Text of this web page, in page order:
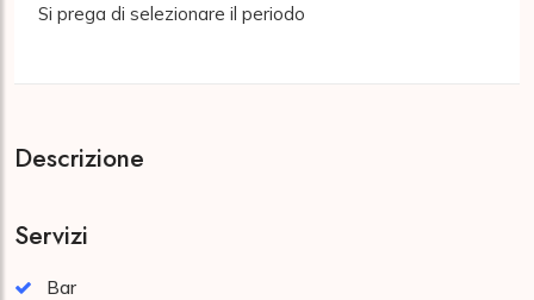
Si prega di selezionare il periodo
Descrizione
Servizi
Bar